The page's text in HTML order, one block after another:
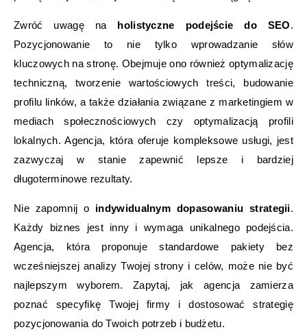
Zwróć uwagę na holistyczne podejście do SEO.
Pozycjonowanie to nie tylko wprowadzanie słów
kluczowych na stronę. Obejmuje ono również optymalizację
techniczną, tworzenie wartościowych treści, budowanie
profilu linków, a także działania związane z marketingiem w
mediach społecznościowych czy optymalizacją profili
lokalnych. Agencja, która oferuje kompleksowe usługi, jest
zazwyczaj w stanie zapewnić lepsze i bardziej
długoterminowe rezultaty.
Nie zapomnij o indywidualnym dopasowaniu strategii.
Każdy biznes jest inny i wymaga unikalnego podejścia.
Agencja, która proponuje standardowe pakiety bez
wcześniejszej analizy Twojej strony i celów, może nie być
najlepszym wyborem. Zapytaj, jak agencja zamierza
poznać specyfikę Twojej firmy i dostosować strategię
pozycjonowania do Twoich potrzeb i budżetu.